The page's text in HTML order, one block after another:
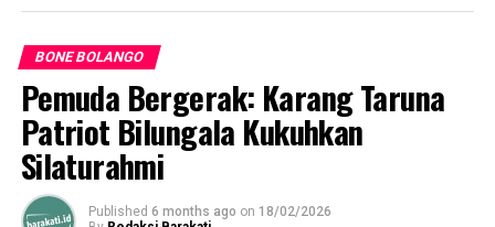
kelasdansatu bangunan kantor guru serta tata
usaha.
Gedung pertama diketahuimemiliki tiga ruang kelas
sementara gedung kedua mencakupruang Kepala
Sekolah, ruang Wakil Kepala Sekolah, serta ruang
Tata Usaha. Api yang berkobar hebat membuat
sebagian besar isi ruangan
BONE BOLANGO
Pemuda Bergerak: Karang Taruna
Patriot Bilungala Kukuhkan
Silaturahmi
Published 6 months ago on 18/02/2026